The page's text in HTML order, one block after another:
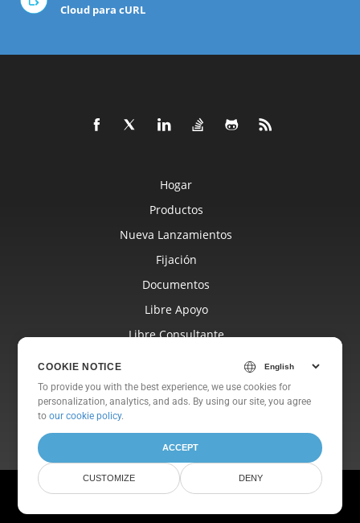
Cloud para cURL
Hogar
Productos
Nueva Lanzamientos
Fijación
Documentos
Libre Apoyo
Libre Consultante
Sitios Web
Sobre
© Aspose Pty Ltd 2001-2026. Reservados todos los derechos.
COOKIE NOTICE
To provide you with the best experience, we use cookies for
personalization, analytics, and ads. By using our site, you agree
toour cookie policy.
ACCEPT
CUSTOMIZE DENY